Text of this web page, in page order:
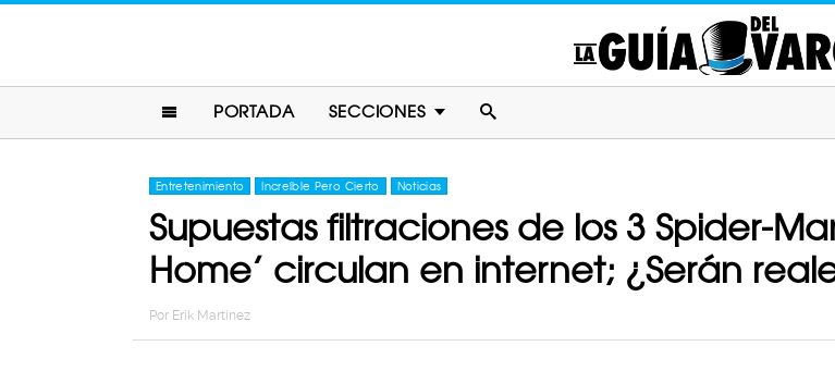
PORTADA SECCIONES
Entretenimiento Increíble Pero Cierto Noticias
Supuestas filtraciones de los 3 Spider-
Home’ circulan en internet; ¿Serán
Por Erik Martinez